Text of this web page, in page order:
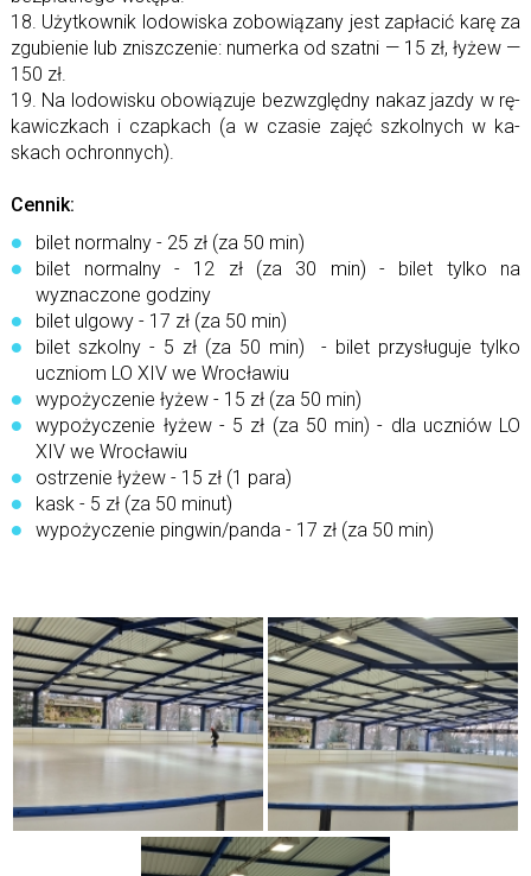
18. Użytkownik lo­do­wi­ska zo­bo­wią­zany jest za­pła­cić karę za
zgu­bie­nie lub znisz­cze­nie: nu­merka od szatni — 15 zł, ły­żew —
150 zł.
19. Na lo­do­wi­sku obo­wią­zuje bez­względny na­kaz jazdy w rę­
ka­wicz­kach i czap­kach (a w cza­sie za­jęć szkol­nych w ka­
skach ochronnych).
Cennik:
bilet normalny - 25 zł (za 50 min)
bilet normalny - 12 zł (za 30 min) - bilet tylko na
wyznaczone godziny
bilet ulgowy - 17 zł (za 50 min)
bilet szkolny - 5 zł (za 50 min) - bilet przysługuje tylko
uczniom LO XIV we Wrocławiu
wypożyczenie łyżew - 15 zł (za 50 min)
wypożyczenie łyżew - 5 zł (za 50 min) - dla uczniów LO
XIV we Wrocławiu
ostrzenie łyżew - 15 zł (1 para)
kask - 5 zł (za 50 minut)
wypożyczenie pingwin/panda - 17 zł (za 50 min)